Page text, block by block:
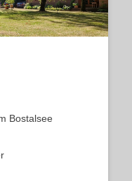
Bostalsee